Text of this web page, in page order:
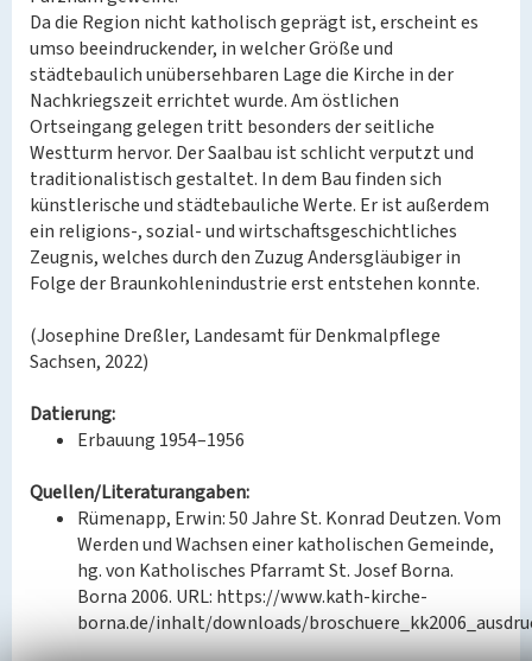
Da die Region nicht katholisch geprägt ist, erscheint es
umso beeindruckender, in welcher Größe und
städtebaulich unübersehbaren Lage die Kirche in der
Nachkriegszeit errichtet wurde. Am östlichen
Ortseingang gelegen tritt besonders der seitliche
Westturm hervor. Der Saalbau ist schlicht verputzt und
traditionalistisch gestaltet. In dem Bau finden sich
künstlerische und städtebauliche Werte. Er ist außerdem
ein religions-, sozial- und wirtschaftsgeschichtliches
Zeugnis, welches durch den Zuzug Andersgläubiger in
Folge der Braunkohlenindustrie erst entstehen konnte.
(Josephine Dreßler, Landesamt für Denkmalpflege
Sachsen, 2022)
Datierung:
Erbauung 1954–1956
Quellen/Literaturangaben:
Rümenapp, Erwin: 50 Jahre St. Konrad Deutzen. Vom
Werden und Wachsen einer katholischen Gemeinde,
hg. von Katholisches Pfarramt St. Josef Borna.
Borna 2006. URL: https://www.kath-kirche-
borna.de/inhalt/downloads/